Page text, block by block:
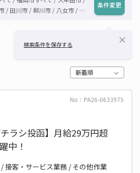
/ 田川市 / 柳川市 / 八女市 / 筑
麻市 / 朝倉市 / みやま市 / 糸島
賀郡水巻町 / 遠賀郡岡垣町 / 遠
村 / 三井郡大刀洗町 / 三潴郡
女郡広川町 / 田川郡香春町 / 田
/ 田川郡川崎町 / 田川郡大任町
郡上毛町 / 築上郡築上町 / その
条件変更
検索条件を保存する close
新着順
No：PA26-0633975
チラシ投函】月給29万円超
中！
接客・サービス業務 / その他作業